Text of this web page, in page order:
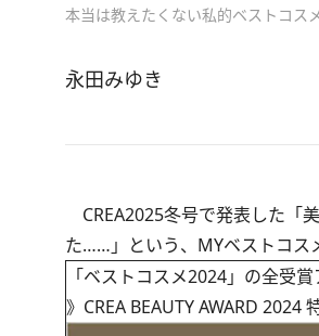
本当は教えたくない私的ベストコス
永田みゆき
CREA2025冬号で発表した「
た……」という、MYベストコス
「ベストコスメ2024」の全受
》 CREA BEAUTY AWARD 2024